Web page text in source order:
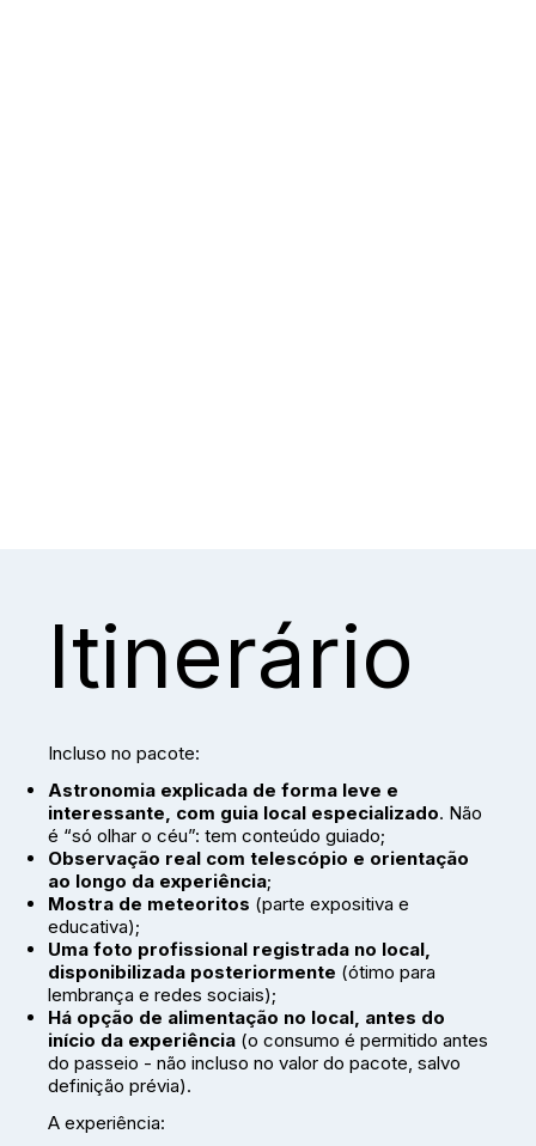
Itinerário
Incluso no pacote:
Astronomia explicada de forma leve e
interessante, com guia local especializado. Não
é “só olhar o céu”: tem conteúdo guiado;
Observação real com telescópio e orientação
ao longo da experiência;
Mostra de meteoritos (parte expositiva e
educativa);
Uma foto profissional registrada no local,
disponibilizada posteriormente (ótimo para
lembrança e redes sociais);
Há opção de alimentação no local, antes do
início da experiência (o consumo é permitido antes
do passeio - não incluso no valor do pacote, salvo
definição prévia).
A experiência: